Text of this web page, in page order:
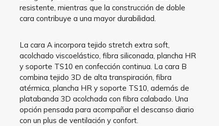
resistente, mientras que la construcción de doble
cara contribuye a una mayor durabilidad.
La cara A incorpora tejido stretch extra soft,
acolchado viscoelástico, fibra siliconada, plancha HR
y soporte TS10 en confección continua. La cara B
combina tejido 3D de alta transpiración, fibra
atérmica, plancha HR y soporte TS10, además de
platabanda 3D acolchada con fibra calabado. Una
opción pensada para acompañar el descanso diario
con un plus de ventilación y confort.